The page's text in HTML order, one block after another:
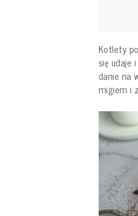
Kotlety
się udaje
danie na
migiem i